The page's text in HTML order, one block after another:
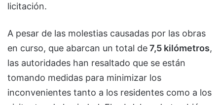
licitación.
A pesar de las molestias causadas por las obras
en curso, que abarcan un total de7,5 kilómetros,
las autoridades han resaltado que se están
tomando medidas para minimizar los
inconvenientes tanto a los residentes como a los